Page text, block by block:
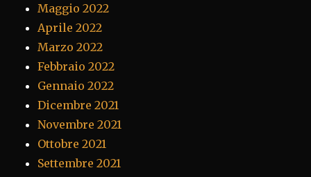
Maggio 2022
Aprile 2022
Marzo 2022
Febbraio 2022
Gennaio 2022
Dicembre 2021
Novembre 2021
Ottobre 2021
Settembre 2021